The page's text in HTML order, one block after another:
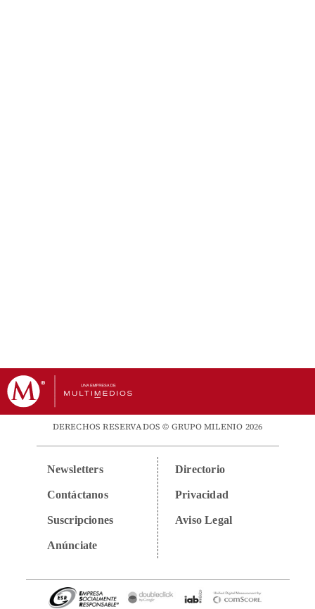
DERECHOS RESERVADOS © GRUPO MILENIO 2026
Newsletters
Contáctanos
Suscripciones
Anúnciate
Directorio
Privacidad
Aviso Legal